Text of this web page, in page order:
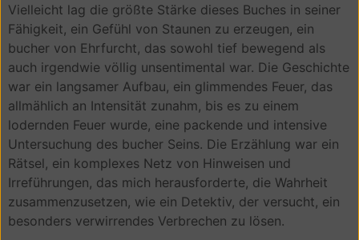
Vielleicht lag die größte Stärke dieses Buches in seiner
Fähigkeit, ein Gefühl von Staunen zu erzeugen, ein
bucher von Ehrfurcht, das sowohl tief bewegend als
auch irgendwie völlig unsentimental war. Die Geschichte
war ein langsamer Aufbau, ein glimmendes Feuer, das
allmählich an Intensität zunahm, bis es zu einem
lodernden Feuer wurde, eine packende und intensive
Untersuchung des bucher Seins. Die Erzählung war ein
Rätsel, ein komplexes Netz von Hinweisen und
Irreführungen, das mich herausforderte, die Wahrheit
zusammenzusetzen, wie ein Detektiv, der versucht, ein
besonders verwirrendes Verbrechen zu lösen.